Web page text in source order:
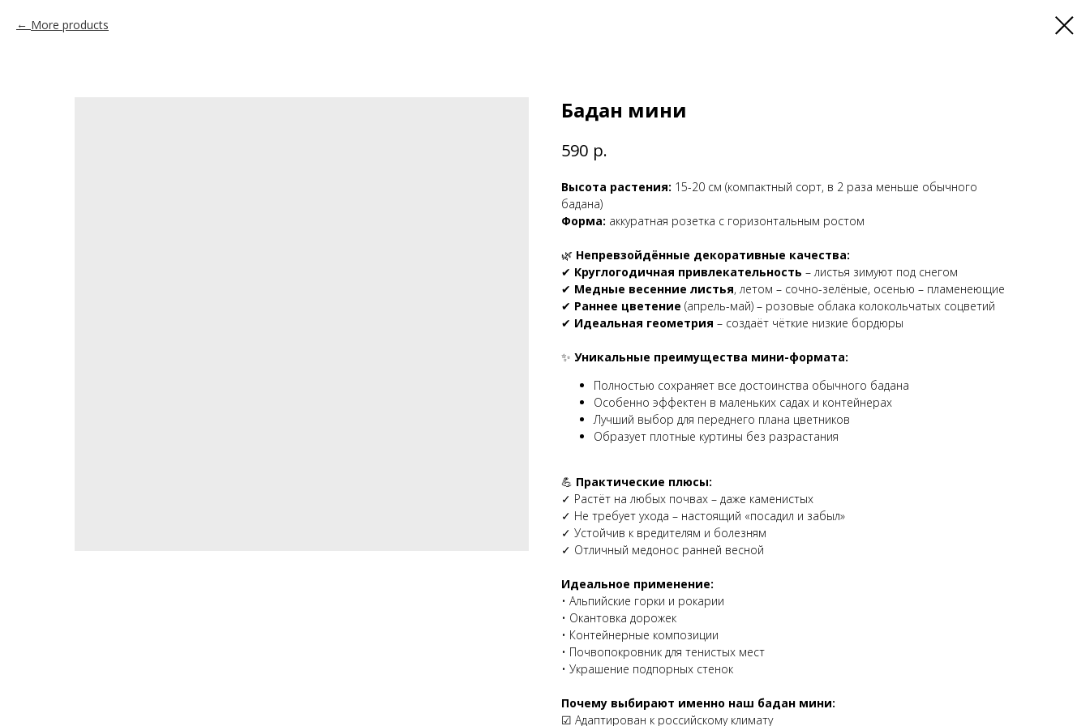
More products
Бадан мини
590 р.
Высота растения: 15-20 см (компактный сорт, в 2 раза меньше обычного
бадана)
Форма: аккуратная розетка с горизонтальным ростом
🌿 Непревзойдённые декоративные качества:
✔ Круглогодичная привлекательность – листья зимуют под снегом
✔ Медные весенние листья, летом – сочно-зелёные, осенью – пламенеющие
✔ Раннее цветение (апрель-май) – розовые облака колокольчатых соцветий
✔ Идеальная геометрия – создаёт чёткие низкие бордюры
✨ Уникальные преимущества мини-формата:
Полностью сохраняет все достоинства обычного бадана
Особенно эффектен в маленьких садах и контейнерах
Лучший выбор для переднего плана цветников
Образует плотные куртины без разрастания
💪 Практические плюсы:
✓ Растёт на любых почвах – даже каменистых
✓ Не требует ухода – настоящий «посадил и забыл»
✓ Устойчив к вредителям и болезням
✓ Отличный медонос ранней весной
Идеальное применение:
• Альпийские горки и рокарии
• Окантовка дорожек
• Контейнерные композиции
• Почвопокровник для тенистых мест
• Украшение подпорных стенок
Почему выбирают именно наш бадан мини:
☑ Адаптирован к российскому климату